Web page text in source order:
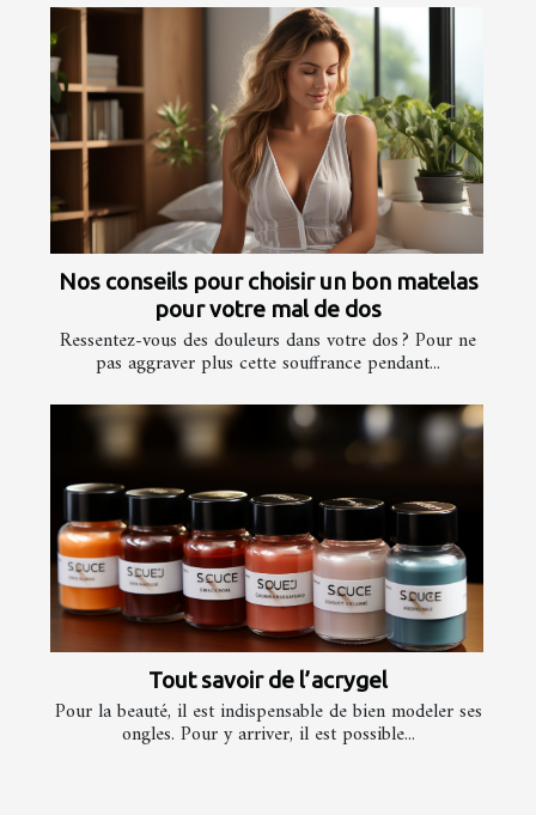
Nos conseils pour choisir un bon matelas
pour votre mal de dos
Ressentez-vous des douleurs dans votre dos ? Pour ne
pas aggraver plus cette souffrance pendant...
Tout savoir de l’acrygel
Pour la beauté, il est indispensable de bien modeler ses
ongles. Pour y arriver, il est possible...